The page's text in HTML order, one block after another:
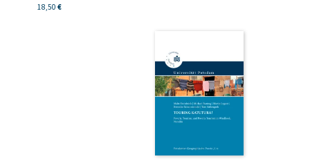
18,50 €